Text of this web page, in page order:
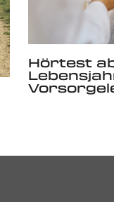
Hörtest